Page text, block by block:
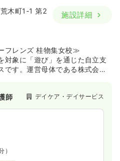
木町1-1 第2
施設詳細
フレンズ 桂物集女校≫
対象に「遊び」を通じた自立支
です。運営母体である株式会社
や季節のイベントなど、子ども
なプログラムを実践しており、
たい方にとって、やりがいを実
師 デイケア・デイサービス
）